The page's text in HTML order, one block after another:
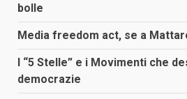
bolle
Media freedom act, se a
I “5 Stelle” e i Movimenti che
democrazie